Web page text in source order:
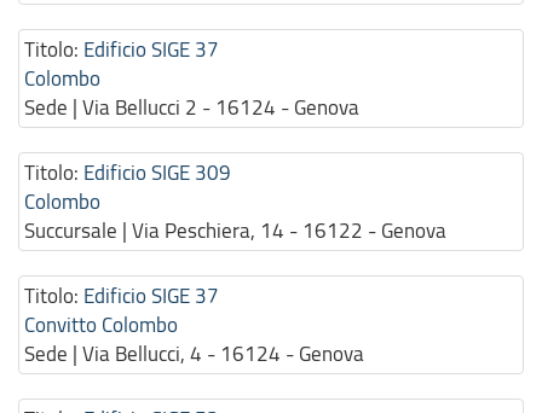
Titolo: Edificio SIGE 37
Colombo
Sede | Via Bellucci 2 - 16124 - Genova
Titolo: Edificio SIGE 309
Colombo
Succursale | Via Peschiera, 14 - 16122 - Genova
Titolo: Edificio SIGE 37
Convitto Colombo
Sede | Via Bellucci, 4 - 16124 - Genova